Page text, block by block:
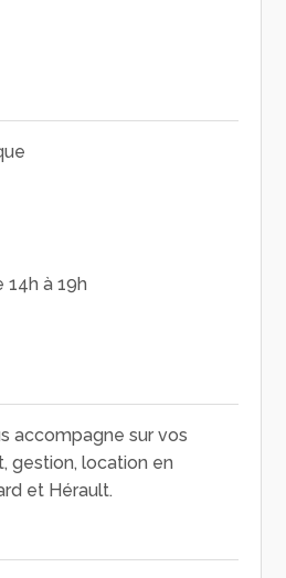
14h à 19h
accompagne sur vos
gestion, location en
et Hérault.